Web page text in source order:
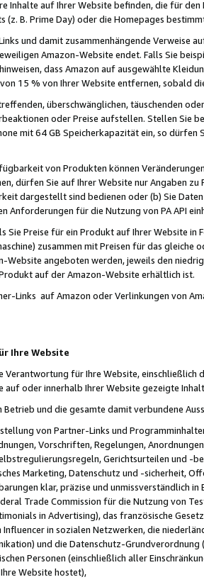
Inhalte auf Ihrer Website befinden, die für
(z. B. Prime Day) oder die Homepages
und damit zusammenhängende
Amazon-Website endet. Falls Sie
dass Amazon auf ausgewählte
von 15 % von Ihrer Website entfernen, sobald
überschwänglichen, täuschenden
oder Preise aufstellen. Stellen Sie
mit 64 GB Speicherkapazität ein, so dürfen
von Produkten können
dürfen Sie auf Ihrer Website nur Angaben
dargestellt sind bedienen oder (b) Sie
Anforderungen für die Nutzung von PA API
Sie Preise für ein Produkt auf Ihrer Website
zusammen mit Preisen für das
Website angeboten werden, jeweils den
auf der Amazon-Website erhältlich ist.
Links auf Amazon oder Verlinkungen von
Ihre Website
Verantwortung für Ihre Website,
auf oder innerhalb Ihrer Website gezeigte
Betrieb und die gesamte damit verbundene
von Partner-Links und
Vorschriften, Regelungen,
Gerichtsurteilen und -
Marketing, Datenschutz und -sicherheit,
klar, präzise und unmissverständlich
Trade Commission für die Nutzung von
in Advertising), das französische
Influencer in sozialen Netzwerken, die
und die Datenschutz-
Personen (einschließlich aller
Website hostet),